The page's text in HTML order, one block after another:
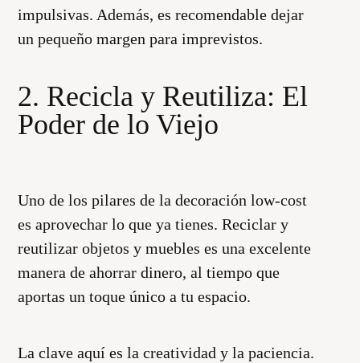
impulsivas. Además, es recomendable dejar
un pequeño margen para imprevistos.
2. Recicla y Reutiliza: El
Poder de lo Viejo
Uno de los pilares de la decoración low-cost
es aprovechar lo que ya tienes. Reciclar y
reutilizar objetos y muebles es una excelente
manera de ahorrar dinero, al tiempo que
aportas un toque único a tu espacio.
La clave aquí es la creatividad y la paciencia.